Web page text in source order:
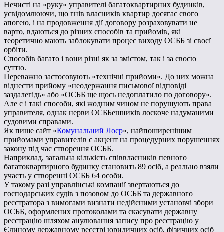
Нечисті на «руку» управителі багатоквартирних будинків,
усвідомлюючи, що гнів власників квартир досягає свого
апогею, і на продовження дії договору розраховувати не
варто, вдаються до різних способів та прийомів, які
теоретично мають заблокувати процес виходу ОСББ зі своєї
орбіти.
Способів багато і вони різні як за змістом, так і за своєю
суттю.
Переважно застосовують «технічні прийоми». До них можна
віднести прийому «неодержання письмової відповіді
заздалегідь» або «ОСББ ще щось недоплатило по договору».
Але є і такі способи, які жодним чином не порушують права
управителя, однак нерви ОСББешників лоскоче надуманими
судовими справами.
Як пише сайт «Комунальний Лоєр», найпоширенішим
прийомами управителів є акцент на процедурних порушеннях
закону під час створення ОСББ.
Наприклад, загальна кількість співвласників певного
багатоквартирного будинку становить 89 осіб, а реально взяли
участь у створенні ОСББ 64 особи.
У такому разі управлінські компанії звертаються до
господарських судів з позовом до ОСББ та державного
реєстратора з вимогами визнати недійсними установчі збори
ОСББ, оформлених протоколами та скасувати державну
реєстрацію шляхом анулювання запису про реєстрацію у
Єдиному державному реєстрі юридичних осіб, фізичних осіб